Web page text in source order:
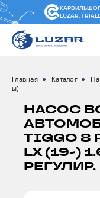
КАРВИЛЬШОП
LUZAR,
Главная Каталог
ы)
НАСОС
TIGGO 8
LX (19-)
РЕГУЛИР.